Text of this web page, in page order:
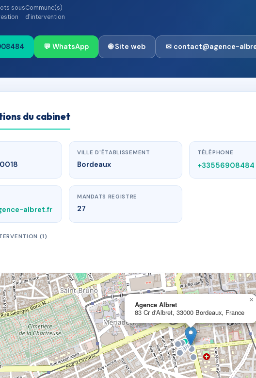
sousCommune(s)
d'intervention
💬 WhatsApp 🌐 Site web ✉ contact@agence-
du cabinet
VILLE D'ÉTABLISSEMENT
Bordeaux
TÉLÉPHONE
+33556908484
albret.fr
MANDATS REGISTRE
27
(1)
Agence Albret
83 Cr d'Albret, 33000 Bordeaux, France
×